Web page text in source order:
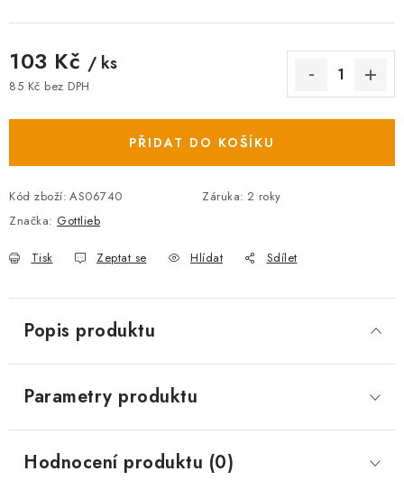
103 Kč / ks
85 Kč bez DPH
PŘIDAT DO KOŠÍKU
Kód zboží: AS06740 Záruka: 2 roky
Značka: Gottlieb
Tisk Zeptat se Hlídat Sdílet
Popis produktu
Parametry produktu
Hodnocení produktu (0)